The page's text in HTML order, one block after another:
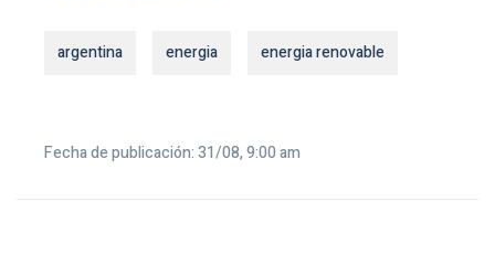
argentina energia energia renovable
Fecha de publicación: 31/08, 9:00 am